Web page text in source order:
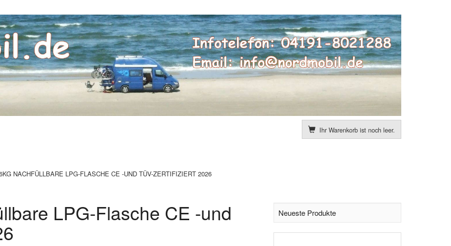
Ihr Warenkorb ist noch leer.
NACHFÜLLBARE LPG-FLASCHE CE -UND TÜV-ZERTIFIZIERT 2026
LPG-Flasche CE -und Neueste Produkte